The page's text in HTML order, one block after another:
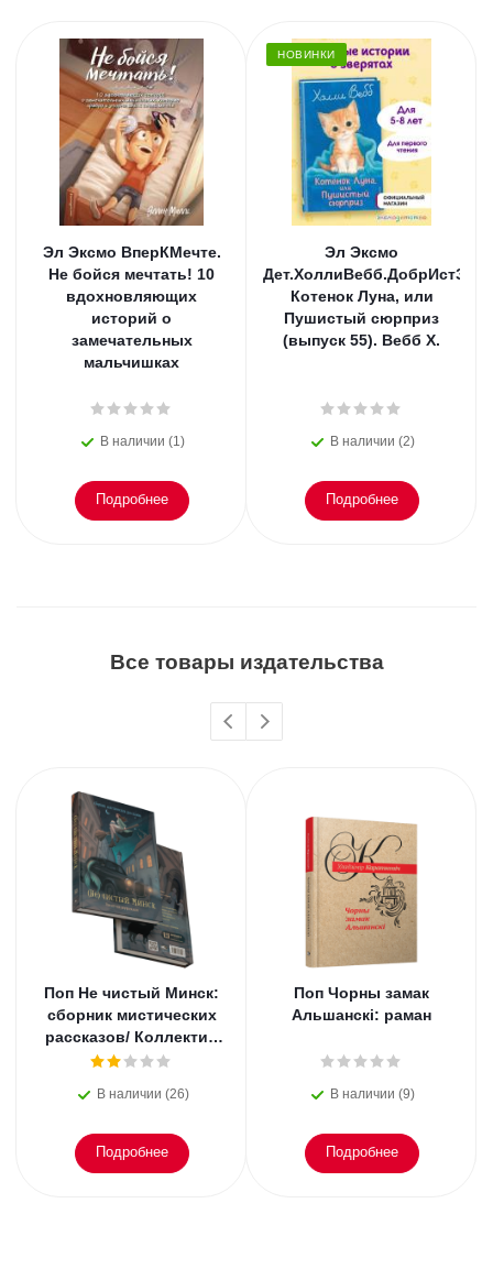
Эл Эксмо ВперКМечте.
Не бойся мечтать! 10
вдохновляющих
историй о
замечательных
мальчишках
В наличии (1)
Подробнее
НОВИНКИ
Эл Эксмо
Котенок Луна, или
Пушистый сюрприз
(выпуск 55). Вебб Х.
В наличии (2)
Подробнее
Все товары издательства
Поп Не чистый Минск:
сборник мистических
рассказов/ Коллектив
авторов сообщества
В наличии (26)
Подробнее
Поп Чорны замак
Альшанскi: раман
В наличии (9)
Подробнее